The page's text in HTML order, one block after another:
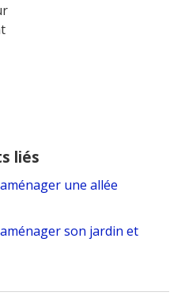
liés
une allée
son jardin et